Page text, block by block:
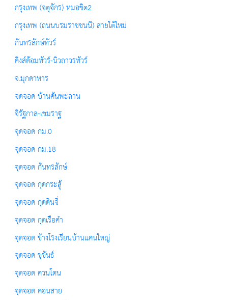
กรุงเทพ (จตุจักร) หมอชิต2
กรุงเทพ (ถนนบรมราชชนนี) สายใต้ใหม่
กันทรลักษ์ทัวร์
คิงส์ด้อมทัวร์-นิวถาวรทัวร์
จ.มุกดาหาร
จดจอด บ้านคันพะลาน
จิรัฐกาล-เขมราฐ
จุดจอด กม.0
จุดจอด กม.18
จุดจอด กันทรลักษ์
จุดจอด กุดกระสู้
จุดจอด กุดดินจี่
จุดจอด กุดเรือคำ
จุดจอด ข้างโรงเรียนบ้านแคนใหญ่
จุดจอด ขุขันธ์
จุดจอด ควนโดน
จุดจอด คอนสาย